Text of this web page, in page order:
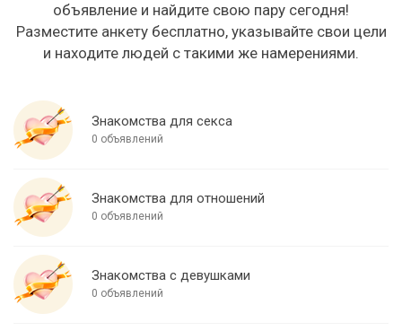
объявление и найдите свою пару сегодня!
Разместите анкету бесплатно, указывайте свои цели
и находите людей с такими же намерениями.
Знакомства для секса
0 объявлений
Знакомства для отношений
0 объявлений
Знакомства с девушками
0 объявлений